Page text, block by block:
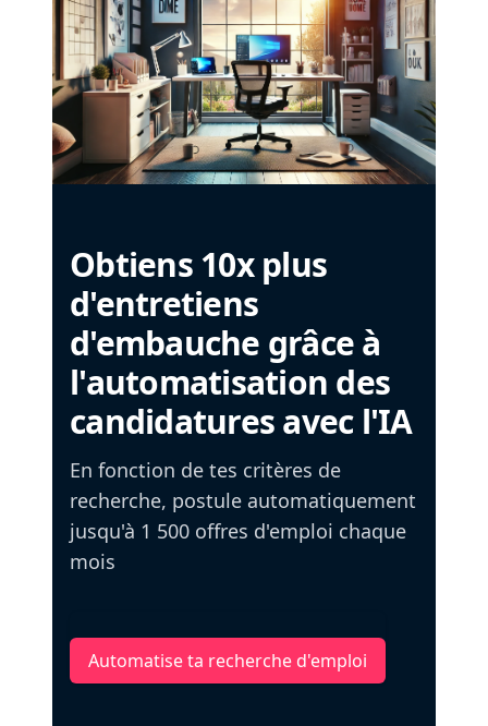
Obtiens 10x plus
d'entretiens
d'embauche grâce à
l'automatisation des
candidatures avec l'IA
En fonction de tes critères de
recherche, postule automatiquement
jusqu'à 1 500 offres d'emploi chaque
mois
Automatise ta recherche d'emploi